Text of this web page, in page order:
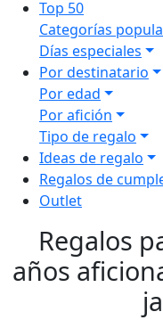
Top 50
Categorías
Días especiales
Por destinatario
Por edad
Por afición
Tipo de regalo
Ideas de regalo
Regalos de
Outlet
Regalos
años